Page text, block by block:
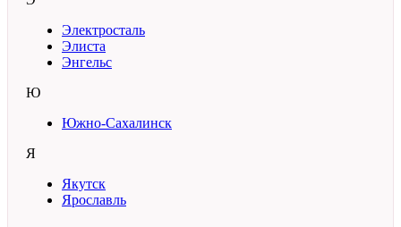
Электросталь
Элиста
Энгельс
Ю
Южно-Сахалинск
Я
Якутск
Ярославль